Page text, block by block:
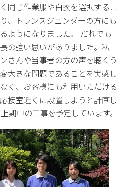
同じ作業服や白衣を選択するこ
、トランスジェンダーの方にも
ようになりました。 だれでも
の強い思いがありました。私
さんや当事者の方の声を聴くう
大きな問題であることを実感し
く、お客様にも利用いただける
接室近くに設置しようと計画し
期中の工事を予定しています。